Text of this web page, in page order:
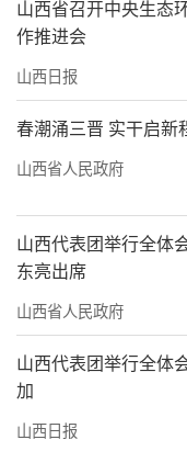
乡镇党建工
牵引性工作。从
乡镇党建工作办
镇党建办为“中
拧成“一股绳”，
根基注入强劲动
按照机构职
工作、纪检监察
位，选配专兼职
设指导、村级干
岗位，构建“专
山西省召开中央生态
作推进会
山西日报
春潮涌三晋 实干启新
山西省人民政府
山西代表团举行全体
东亮出席
山西省人民政府
山西代表团举行全体
加
山西日报